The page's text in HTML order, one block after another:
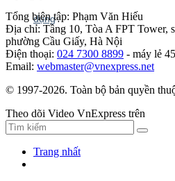
Tổng biên tập: Phạm Văn Hiếu
Địa chỉ: Tầng 10, Tòa A FPT Tower,
phường Cầu Giấy, Hà Nội
Điện thoại: 024 7300 8899 - máy lẻ
Email: webmaster@vnexpress.net
© 1997-2026. Toàn bộ bản quyền
Theo dõi Video VnExpress trên
Trang nhất